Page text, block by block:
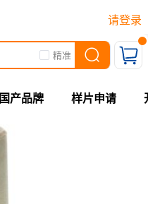
请登录
精准
国产品牌 样片申请